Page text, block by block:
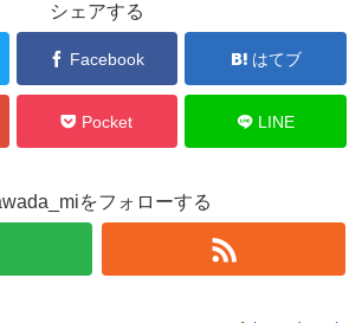
シェアする
Facebook はてブ
Pocket LINE
をフォローする